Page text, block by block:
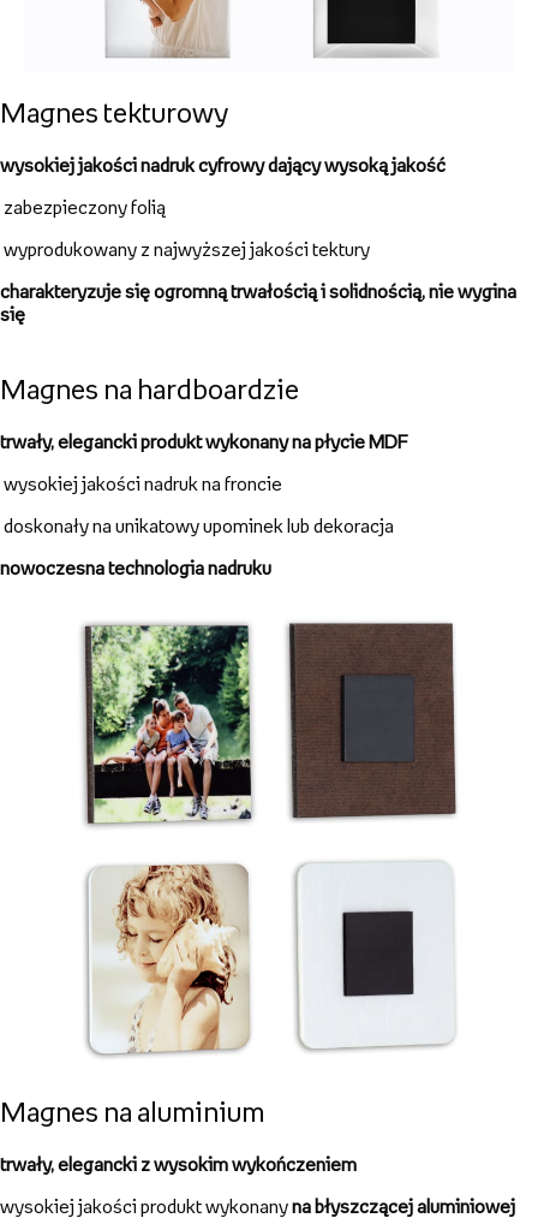
Magnes tekturowy
wysokiej jakości nadruk cyfrowy dający wysoką jakość
zabezpieczony folią
wyprodukowany z najwyższej jakości tektury
charakteryzuje się ogromną trwałością i solidnością, nie wygina
się
Magnes na hardboardzie
trwały,elegancki produkt wykonany na płycie MDF
wysokiej jakości nadruk na froncie
doskonały na unikatowy upominek lub dekoracja
nowoczesna technologia nadruku
Magnes na aluminium
trwały, elegancki z wysokim wykończeniem
wysokiej jakości produkt wykonanyna błyszczącej aluminiowej